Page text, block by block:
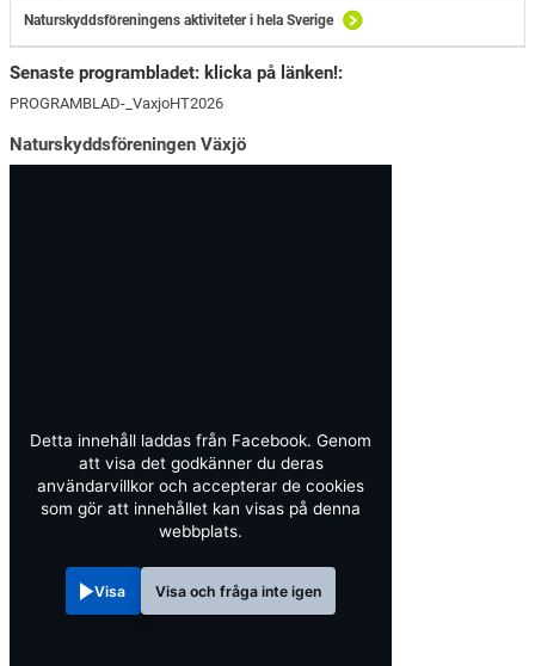
Naturskyddsföreningens aktiviteter i hela Sverige
Senaste programbladet: klicka på länken!:
PROGRAMBLAD-_VaxjoHT2026
Naturskyddsföreningen Växjö
Detta innehåll laddas från Facebook. Genom
att visa det godkänner du deras
användarvillkor och accepterar de cookies
som gör att innehållet kan visas på denna
webbplats.
Visa Visa och fråga inte igen